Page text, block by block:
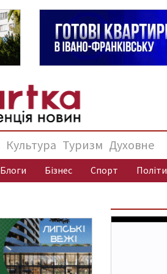
Культура Туризм Духовне
Блоги Бізнес Спорт